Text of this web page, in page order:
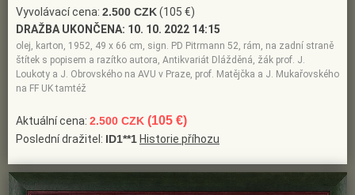
Vyvolávací cena: 2.500 CZK(105 €)
DRAŽBA UKONČENA: 10. 10. 2022 14:15
olej, karton, 1952, 49 x 66 cm, sign. PD Pitrmann 52, rám, na zadní straně
štítek s popisem a razítko autora, Antikvariát Dlážděná, žák prof. J.
Loukoty a J. Obrovského na AVU v Praze, prof. Matějčka a J. Mukařovského
na FF UK tamtéž
Aktuální cena: 2.500 CZK (105 €)
Poslední dražitel: ID1**1 Historie příhozu